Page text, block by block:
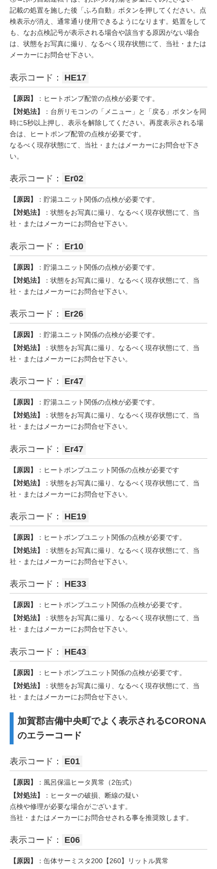
記載の処置を施した後「ふろ自動」ボタンを押してください。点
検表示が消え、通常通り使用できるようになります。処置をして
も、なお点検記号が表示される場合や該当する原因がない場合
は、状態をお写真に撮り、なるべく現存状態にて、当社・または
メーカーにお問合せ下さい。
表示コード： HE17
【原因】
：ヒートポンプ配管の点検が必要です。
【対処法】
：台所リモコンの「メニュー」と「戻る」ボタンを同
時に5秒以上押し、表示を解除してください。再度表示される場
合は、ヒートポンプ配管の点検が必要です。
なるべく現存状態にて、当社・またはメーカーにお問合せ下さ
い。
表示コード： Er02
【原因】
：貯湯ユニット関係の点検が必要です。
【対処法】
：状態をお写真に撮り、なるべく現存状態にて、当
社・またはメーカーにお問合せ下さい。
表示コード： Er10
【原因】
：貯湯ユニット関係の点検が必要です。
【対処法】
：状態をお写真に撮り、なるべく現存状態にて、当
社・またはメーカーにお問合せ下さい。
表示コード： Er26
【原因】
：貯湯ユニット関係の点検が必要です。
【対処法】
：状態をお写真に撮り、なるべく現存状態にて、当
社・またはメーカーにお問合せ下さい。
表示コード： Er47
【原因】
：貯湯ユニット関係の点検が必要です。
【対処法】
：状態をお写真に撮り、なるべく現存状態にて、当
社・またはメーカーにお問合せ下さい。
表示コード： Er47
【原因】
：ヒートポンプユニット関係の点検が必要です
【対処法】
：状態をお写真に撮り、なるべく現存状態にて、当
社・またはメーカーにお問合せ下さい。
表示コード： HE19
【原因】
：ヒートポンプユニット関係の点検が必要です。
【対処法】
：状態をお写真に撮り、なるべく現存状態にて、当
社・またはメーカーにお問合せ下さい。
表示コード： HE33
【原因】
：ヒートポンプユニット関係の点検が必要です。
【対処法】
：状態をお写真に撮り、なるべく現存状態にて、当
社・またはメーカーにお問合せ下さい。
表示コード： HE43
【原因】
：ヒートポンプユニット関係の点検が必要です。
【対処法】
：状態をお写真に撮り、なるべく現存状態にて、当
社・またはメーカーにお問合せ下さい。
加賀郡吉備中央町でよく表示されるCORONA
のエラーコード
表示コード： E01
【原因】
：風呂保温ヒータ異常（2缶式）
【対処法】
：ヒーターの破損、断線の疑い
点検や修理が必要な場合がございます。
当社・またはメーカーにお問合せされる事を推奨致します。
表示コード： E06
【原因】 ：缶体サーミスタ200【260】リットル異常